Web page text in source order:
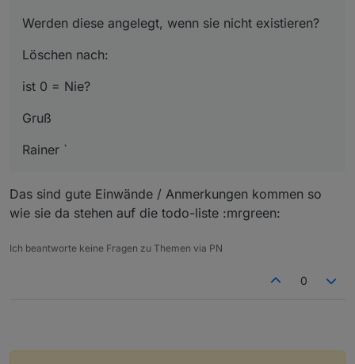
Werden diese angelegt, wenn sie nicht existieren?
Löschen nach:
ist 0 = Nie?
Gruß
Rainer `
Das sind gute Einwände / Anmerkungen kommen so
wie sie da stehen auf die todo-liste :mrgreen:
Ich beantworte keine Fragen zu Themen via PN
0